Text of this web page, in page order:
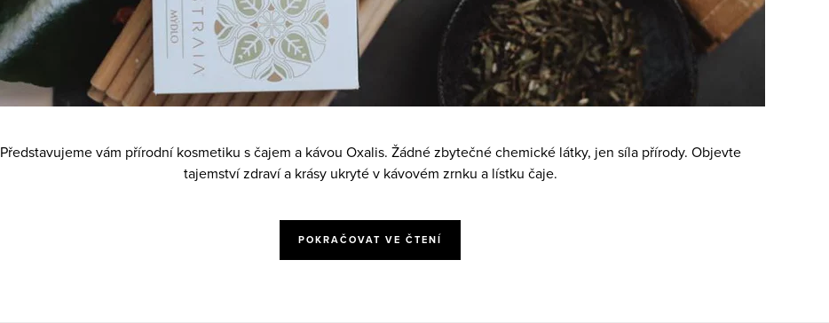
Představujeme vám přírodní kosmetiku s čajem a kávou Oxalis. Žádné zbytečné chemické látky, jen síla přírody. Objevte
tajemství zdraví a krásy ukryté v kávovém zrnku a lístku čaje.
POKRAČOVAT VE ČTENÍ